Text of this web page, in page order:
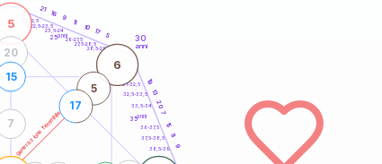
generazione femminile
30
anni
21-22,5
22,5-23,5
23,5-24
26-27,5
27,5-28,5
28,5-29
31-32,5
32,5-33,5
33,5-34
36-37,5
37,5-38,5
38,5-39
21 16
9
11
10 17
5
19
13
20
7
15
8
9
5
6
20
15
7
5
17
25anni
35anni